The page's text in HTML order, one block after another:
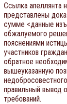
Ссылка апеллянта
представлены
сумме <данные
обжалуемого
пояснениями
участников
обратное
вышеуказанную
правильный вывод
требований.